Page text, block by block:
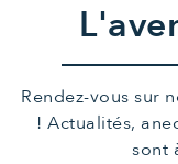
Rendez-vous sur
! Actualités,
sont